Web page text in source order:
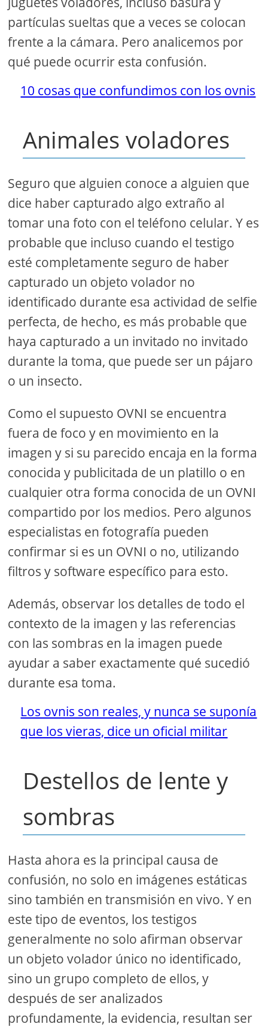
partículas sueltas que a veces se colocan
frente a la cámara. Pero analicemos por
qué puede ocurrir esta confusión.
10 cosas que confundimos con los ovnis
Animales voladores
Seguro que alguien conoce a alguien que
dice haber capturado algo extraño al
tomar una foto con el teléfono celular. Y es
probable que incluso cuando el testigo
esté completamente seguro de haber
capturado un objeto volador no
identificado durante esa actividad de selfie
perfecta, de hecho, es más probable que
haya capturado a un invitado no invitado
durante la toma, que puede ser un pájaro
o un insecto.
Como el supuesto OVNI se encuentra
fuera de foco y en movimiento en la
imagen y si su parecido encaja en la forma
conocida y publicitada de un platillo o en
cualquier otra forma conocida de un OVNI
compartido por los medios. Pero algunos
especialistas en fotografía pueden
confirmar si es un OVNI o no, utilizando
filtros y software específico para esto.
Además, observar los detalles de todo el
contexto de la imagen y las referencias
con las sombras en la imagen puede
ayudar a saber exactamente qué sucedió
durante esa toma.
Los ovnis son reales, y nunca se suponía
que los vieras, dice un oficial militar
Destellos de lente y
sombras
Hasta ahora es la principal causa de
confusión, no solo en imágenes estáticas
sino también en transmisión en vivo. Y en
este tipo de eventos, los testigos
generalmente no solo afirman observar
un objeto volador único no identificado,
sino un grupo completo de ellos, y
después de ser analizados
profundamente, la evidencia, resultan ser